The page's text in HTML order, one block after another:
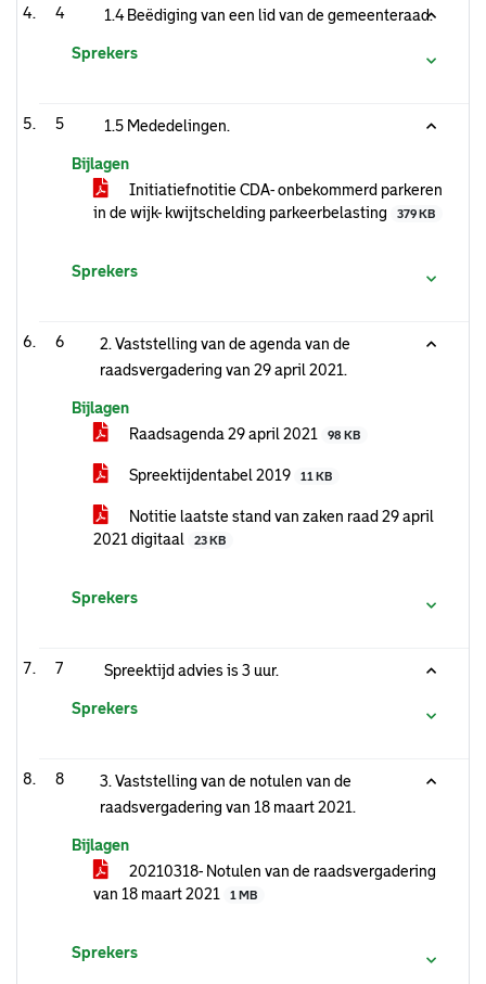
4 1.4 Beëdiging van een lid van de gemeenteraad.
Sprekers
5 1.5 Mededelingen.
Bijlagen
Initiatiefnotitie CDA- onbekommerd parkeren
in de wijk- kwijtschelding parkeerbelasting
379 KB
Sprekers
6
2. Vaststelling van de agenda van de
raadsvergadering van 29 april 2021.
Bijlagen
Raadsagenda 29 april 2021
98 KB
Spreektijdentabel 2019 11 KB
Notitie laatste stand van zaken raad 29 april
2021 digitaal
23 KB
Sprekers
7 Spreektijd advies is 3 uur.
Sprekers
8
3. Vaststelling van de notulen van de
raadsvergadering van 18 maart 2021.
Bijlagen
20210318- Notulen van de raadsvergadering
van 18 maart 2021
1 MB
Sprekers